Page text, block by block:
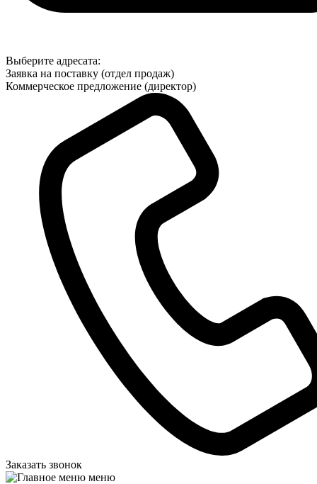
Выберите адресата:
Заявка на поставку (отдел продаж)
Коммерческое предложение (директор)
Заказать звонок
меню